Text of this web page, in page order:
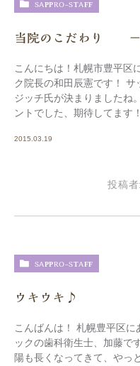
SAPPRO-STAFF
当院のこだわり
こんにちは！札幌市豊平区
ク院長の和田辰憲です！
ジッチ氏が決まりましたね
ントでした、期待してま
2015.03.19
投稿者:
SAPPRO-STAFF
ウキウキ♪
こんばんは！ 札幌豊平区
ックの歯科衛生士、加藤で
陽も長くなってきて、やっ